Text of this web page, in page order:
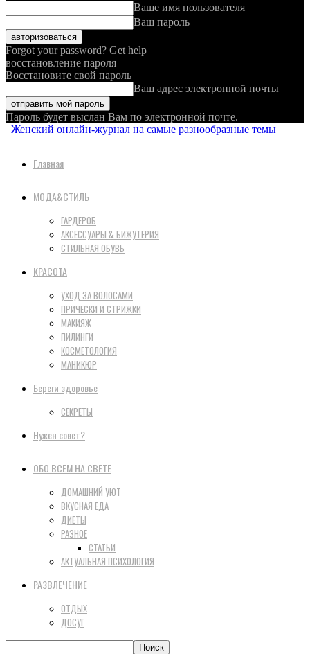
Ваше имя пользователя
Ваш пароль
Forgot your password? Get help
восстановление пароля
Восстановите свой пароль
Ваш адрес электронной почты
Пароль будет выслан Вам по электронной почте.
Женский онлайн-журнал на самые разнообразные темы
Главная
МОДА&СТИЛЬ
ГАРДЕРОБ
АКСЕССУАРЫ & БИЖУТЕРИЯ
СТИЛЬНАЯ ОБУВЬ
КРАСОТА
УХОД ЗА ВОЛОСАМИ
ПРИЧЕСКИ И СТРИЖКИ
МАКИЯЖ
ПИЛИНГИ
КОСМЕТОЛОГИЯ
МАНИКЮР
Береги здоровье
СЕКРЕТЫ
Нужен совет?
ОБО ВСЕМ НА СВЕТЕ
ДОМАШНИЙ УЮТ
ВКУСНАЯ ЕДА
ДИЕТЫ
РАЗНОЕ
СТАТЬИ
АКТУАЛЬНАЯ ПСИХОЛОГИЯ
РАЗВЛЕЧЕНИЕ
ОТДЫХ
ДОСУГ